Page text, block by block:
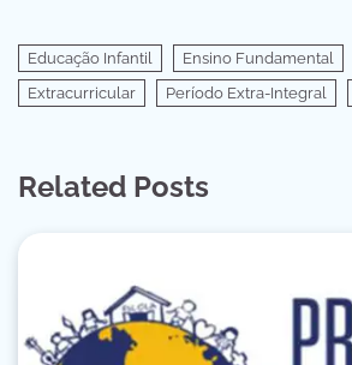
Educação Infantil Ensino Fundamental
Extracurricular
Período Extra-Integral
Related Posts